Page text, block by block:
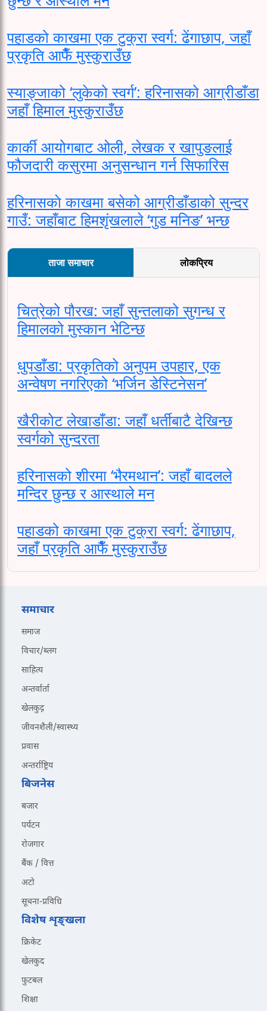
पहाडको काखमा एक टुक्रा स्वर्ग: ढेंगाछाप, जहाँ
प्रकृति आफैँ मुस्कुराउँछ
स्याङ्जाको ‘लुकेको स्वर्ग’: हरिनासको आग्रीडाँडा
जहाँ हिमाल मुस्कुराउँछ
कार्की आयोगबाट ओली, लेखक र खापुङलाई
फौजदारी कसुरमा अनुसन्धान गर्न सिफारिस
हरिनासकाे काखमा बसेको आग्रीडाँडाको सुन्दर
गाउँ: जहाँबाट हिमशृंखलाले ‘गुड मनिङ’ भन्छ
ताजा समाचार लोकप्रिय
चित्रेको पौरख: जहाँ सुन्तलाको सुगन्ध र
हिमालको मुस्कान भेटिन्छ
धुपडाँडा: प्रकृतिको अनुपम उपहार, एक
अन्वेषण नगरिएको ‘भर्जिन डेस्टिनेसन’
खैरीकोट लेखाडाँडा: जहाँ धर्तीबाटै देखिन्छ
स्वर्गको सुन्दरता
हरिनासको शीरमा ‘भैरमथान’: जहाँ बादलले
मन्दिर छुन्छ र आस्थाले मन
पहाडको काखमा एक टुक्रा स्वर्ग: ढेंगाछाप,
जहाँ प्रकृति आफैँ मुस्कुराउँछ
समाचार
समाज
विचार/ब्लग
साहित्य
अन्तर्वार्ता
खेलकुद़़
जीवनशैली/स्वास्थ्य
प्रवास
अन्तर्राष्ट्रिय
बिजनेस
बजार
पर्यटन
रोजगार
बैंक / वित्त
अटो
सूचना-प्रविधि
विशेष शृङ्खला
क्रिकेट
खेलकुद
फुटबल
शिक्षा